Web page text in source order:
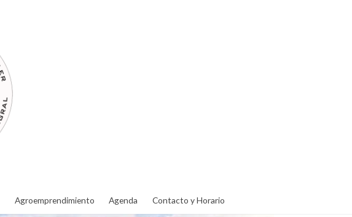
Agroemprendimiento Agenda Contacto y Horario